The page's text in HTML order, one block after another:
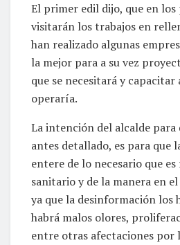
El primer edil dijo, que en
visitarán los trabajos en
han realizado algunas
la mejor para a su vez
que se necesitará y
operaría.
La intención del alcalde para
antes detallado, es para que
entere de lo necesario que
sanitario y de la manera en
ya que la desinformación los
habrá malos olores,
entre otras afectaciones por